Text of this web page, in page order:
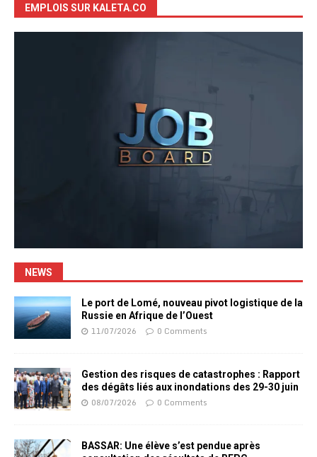
EMPLOIS SUR KALETA.CO
NEWS
Le port de Lomé, nouveau pivot logistique de la
Russie en Afrique de l’Ouest
11/07/2026 0 Comments
Gestion des risques de catastrophes : Rapport
des dégâts liés aux inondations des 29-30 juin
08/07/2026 0 Comments
BASSAR: Une élève s’est pendue après